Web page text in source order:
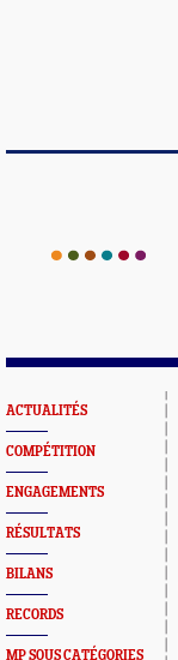
ACTUALITÉS
COMPÉTITION
ENGAGEMENTS
RÉSULTATS
BILANS
RECORDS
MP SOUS CATÉGORIES